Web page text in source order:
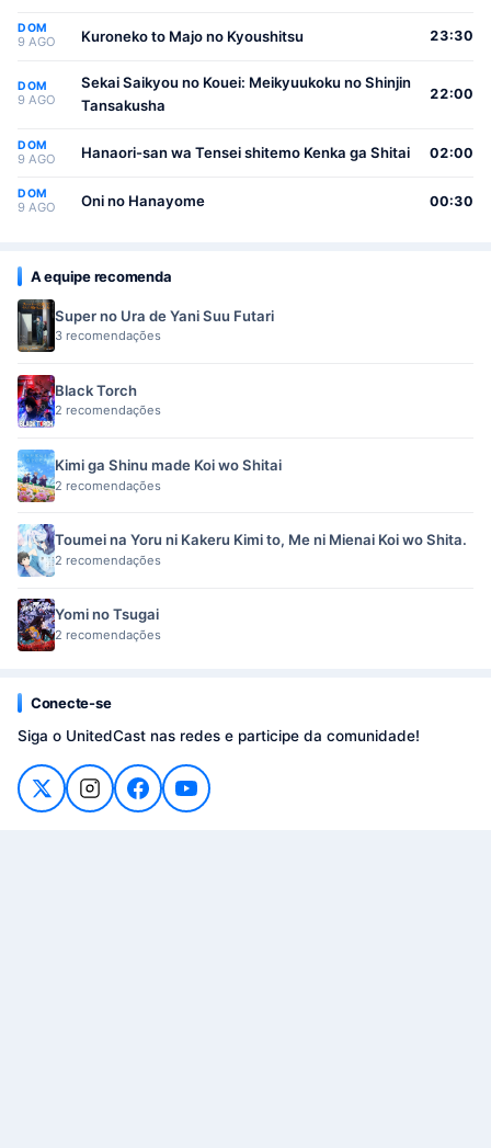
Osewa suru Koto ni Narimashita
DOM
9 AGO Kuroneko to Majo no Kyoushitsu 23:30
DOM
9 AGO
Sekai Saikyou no Kouei: Meikyuukoku no Shinjin
Tansakusha
22:00
DOM
9 AGO Hanaori-san wa Tensei shitemo Kenka ga Shitai 02:00
DOM
9 AGO Oni no Hanayome 00:30
A equipe recomenda
Super no Ura de Yani Suu Futari
3 recomendações
Black Torch
2 recomendações
Kimi ga Shinu made Koi wo Shitai
2 recomendações
Toumei na Yoru ni Kakeru Kimi to, Me ni Mienai Koi wo Shita.
2 recomendações
Yomi no Tsugai
2 recomendações
Conecte-se
Siga o UnitedCast nas redes e participe da comunidade!